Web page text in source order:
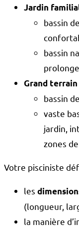
Jardin
bassin
bassin
Grand terrain
bassin
vaste
jardin,
zones
Votre pisciniste
les
(longueur,
la manière